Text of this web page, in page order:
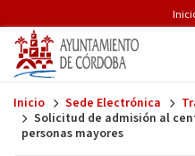
Inicio Sede Electrónica
Solicitud de admisión al
personas mayores